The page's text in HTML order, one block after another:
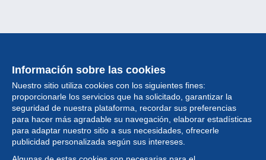
Información sobre las cookies
Nuestro sitio utiliza cookies con los siguientes fines:
proporcionarle los servicios que ha solicitado, garantizar la
seguridad de nuestra plataforma, recordar sus preferencias
para hacer más agradable su navegación, elaborar estadísticas
para adaptar nuestro sitio a sus necesidades, ofrecerle
publicidad personalizada según sus intereses.
Colección